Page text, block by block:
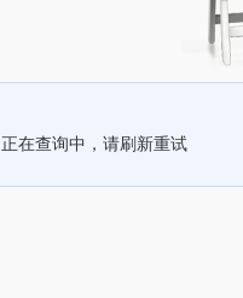
正在查询中，请刷新重试